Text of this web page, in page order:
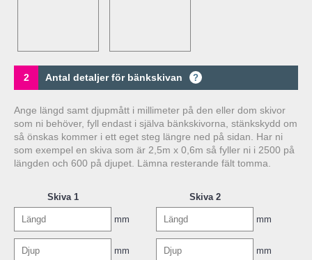
2 Antal detaljer för bänkskivan ?
Ange längd samt djupmått i millimeter på den eller dom skivor
som ni behöver, fyll endast i själva bänkskivorna, stänkskydd om
så önskas kommer i ett eget steg längre ned på sidan. Har ni
som exempel en skiva som är 2,5m x 0,6m så fyller ni i 2500 på
längden och 600 på djupet. Lämna resterande fält tomma.
Skiva 1
mm
mm
Skiva 2
mm
mm